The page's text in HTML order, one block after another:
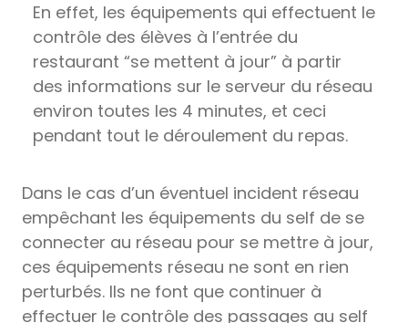
En effet, les équipements qui effectuent le
contrôle des élèves à l’entrée du
restaurant “se mettent à jour” à partir
des informations sur le serveur du réseau
environ toutes les 4 minutes, et ceci
pendant tout le déroulement du repas.
Dans le cas d’un éventuel incident réseau
empêchant les équipements du self de se
connecter au réseau pour se mettre à jour,
ces équipements réseau ne sont en rien
perturbés. Ils ne font que continuer à
effectuer le contrôle des passages au self